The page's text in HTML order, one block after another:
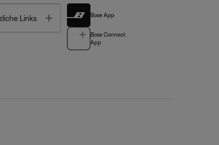
Links Toggle Bose App
Bose Connect
App